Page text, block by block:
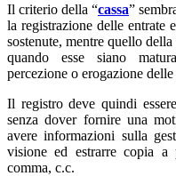
Il criterio della “cassa”
la registrazione delle entrate
sostenute, mentre quello della
quando esse siano
percezione o erogazione
Il registro deve quindi
senza dover fornire una
avere informazioni sulla
visione ed estrarre copia a
comma, c.c.